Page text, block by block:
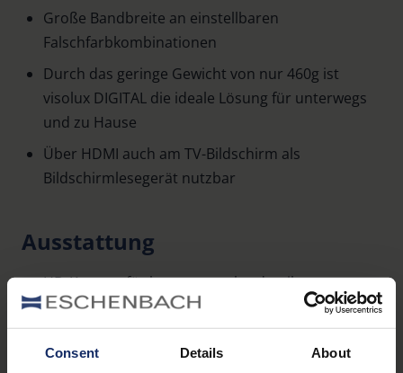
Consent Details About
Große Bandbreite an einstellbaren
Falschfarbkombinationen
Durch das geringe Gewicht von nur 460g ist
visolux DIGITAL die ideale Lösung für unterwegs
und zu Hause
Über HDMI auch am TV-Bildschirm als
Bildschirmlesegerät nutzbar
Ausstattung
HD-Kamera für kontraststarke, detailgetreue
Aufnahmen
(angeschlossen am HD-TV, z. B. 40“,